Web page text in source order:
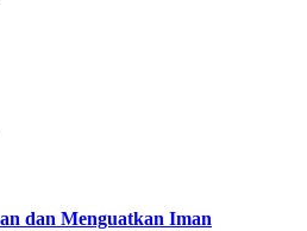
dan Menguatkan Iman